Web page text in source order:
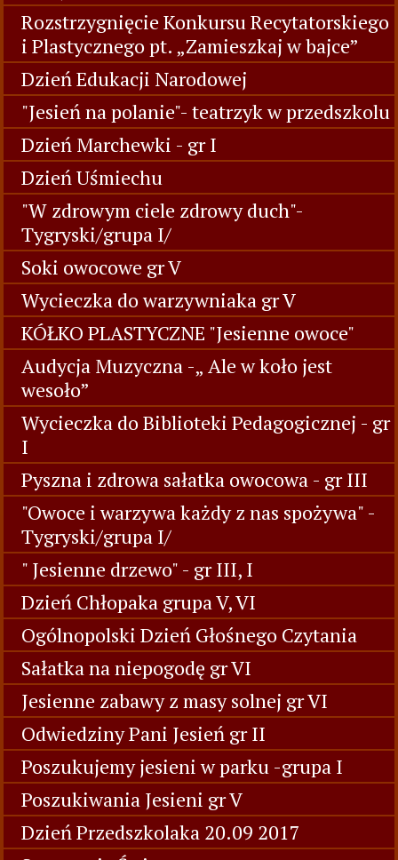
Rozstrzygnięcie Konkursu Recytatorskiego
i Plastycznego pt. „Zamieszkaj w bajce”
Dzień Edukacji Narodowej
"Jesień na polanie"- teatrzyk w przedszkolu
Dzień Marchewki - gr I
Dzień Uśmiechu
"W zdrowym ciele zdrowy duch"-
Tygryski/grupa I/
Soki owocowe gr V
Wycieczka do warzywniaka gr V
KÓŁKO PLASTYCZNE "Jesienne owoce"
Audycja Muzyczna -„ Ale w koło jest
wesoło”
Wycieczka do Biblioteki Pedagogicznej - gr
I
Pyszna i zdrowa sałatka owocowa - gr III
"Owoce i warzywa każdy z nas spożywa" -
Tygryski/grupa I/
" Jesienne drzewo" - gr III, I
Dzień Chłopaka grupa V, VI
Ogólnopolski Dzień Głośnego Czytania
Sałatka na niepogodę gr VI
Jesienne zabawy z masy solnej gr VI
Odwiedziny Pani Jesień gr II
Poszukujemy jesieni w parku -grupa I
Poszukiwania Jesieni gr V
Dzień Przedszkolaka 20.09 2017